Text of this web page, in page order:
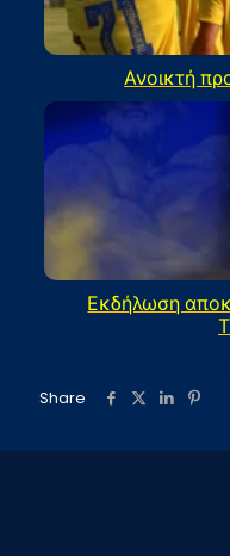
Ανοικτή
Εκδήλωση
Share